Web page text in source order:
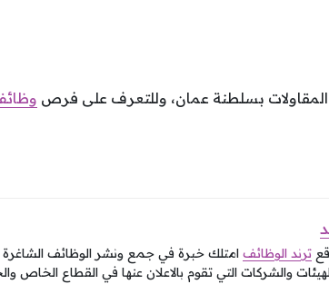
بسلطنة عمان، وللتعرف على فرص
ترند الوظائف امتلك خبرة في جمع ونشر الوظائف الشاغرة
والشركات التي تقوم بالاعلان عنها في القطاع الخاص